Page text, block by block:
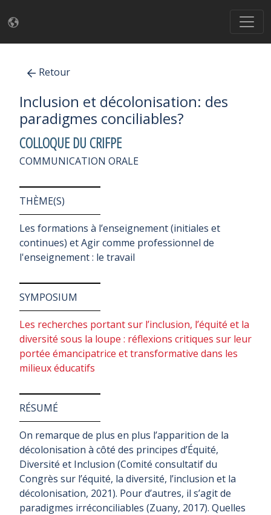
Retour
Inclusion et décolonisation: des
paradigmes conciliables?
COLLOQUE DU CRIFPE
COMMUNICATION ORALE
THÈME(S)
Les formations à l’enseignement (initiales et
continues) et Agir comme professionnel de
l'enseignement : le travail
SYMPOSIUM
Les recherches portant sur l’inclusion, l’équité et la
diversité sous la loupe : réflexions critiques sur leur
portée émancipatrice et transformative dans les
milieux éducatifs
RÉSUMÉ
On remarque de plus en plus l’apparition de la
décolonisation à côté des principes d’Équité,
Diversité et Inclusion (Comité consultatif du
Congrès sur l’équité, la diversité, l’inclusion et la
décolonisation, 2021). Pour d’autres, il s’agit de
paradigmes irréconciliables (Zuany, 2017). Quelles